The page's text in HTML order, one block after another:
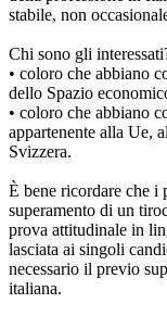
stabile, non
Chi sono gli
• coloro che abbiano
dello Spazio
• coloro che abbiano
appartenente alla Ue,
Svizzera.
È bene ricordare che i
superamento di un
prova attitudinale in
lasciata ai singoli
necessario il previo
italiana.